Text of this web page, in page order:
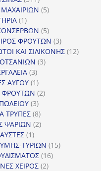
προϊόντα
55
11
προϊόν
55
προϊόντα
ΦΡΟΥΤΩΝ 33
προϊόντα
ΚΑΙ ΣΙΛΙΚΟΝΗΣ 1212
33
33
προϊόντα
ΑΥΓΟΥ 11
προϊόν
ΦΡΟΥΤΩΝ 22
33
προϊόντα
ΤΡΥΠΕΣ 88
προϊόντα
ΨΑΡΙΩΝ 22
11
προϊόν
ΤΥΡΙΩΝ 1515
1616
ΧΕΙΡΟΣ 22